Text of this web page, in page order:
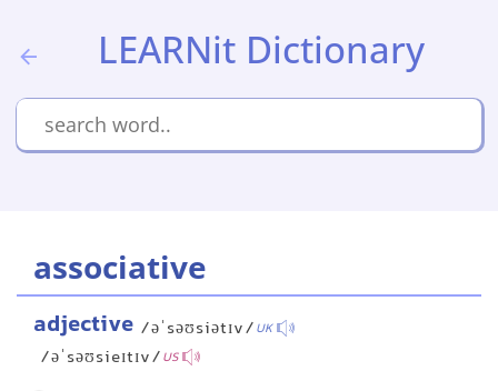
LEARNit Dictionary
associative
adjective /əˈsəʊsiətɪv/UK
/əˈsəʊsieɪtɪv/US